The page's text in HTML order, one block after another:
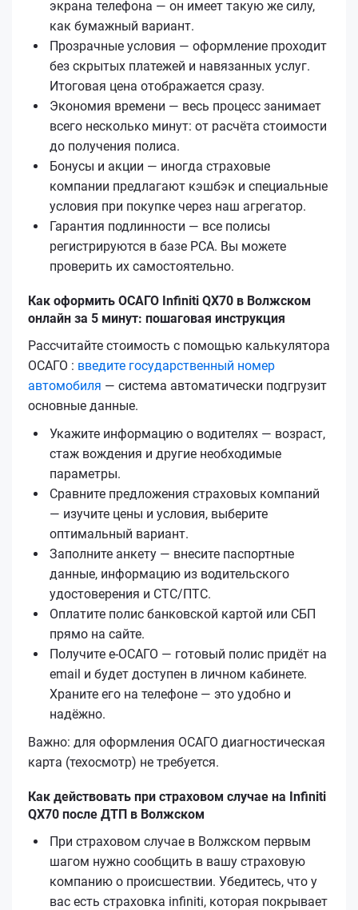
экрана телефона — он имеет такую же силу,
как бумажный вариант.
Прозрачные условия — оформление проходит
без скрытых платежей и навязанных услуг.
Итоговая цена отображается сразу.
Экономия времени — весь процесс занимает
всего несколько минут: от расчёта стоимости
до получения полиса.
Бонусы и акции — иногда страховые
компании предлагают кэшбэк и специальные
условия при покупке через наш агрегатор.
Гарантия подлинности — все полисы
регистрируются в базе РСА. Вы можете
проверить их самостоятельно.
Как оформить ОСАГО Infiniti QX70 в Волжском
онлайн за 5 минут: пошаговая инструкция
Рассчитайте стоимость с помощью калькулятора
ОСАГО : введите государственный номер
автомобиля — система автоматически подгрузит
основные данные.
Укажите информацию о водителях — возраст,
стаж вождения и другие необходимые
параметры.
Сравните предложения страховых компаний
— изучите цены и условия, выберите
оптимальный вариант.
Заполните анкету — внесите паспортные
данные, информацию из водительского
удостоверения и СТС/ПТС.
Оплатите полис банковской картой или СБП
прямо на сайте.
Получите е‑ОСАГО — готовый полис придёт на
email и будет доступен в личном кабинете.
Храните его на телефоне — это удобно и
надёжно.
Важно: для оформления ОСАГО диагностическая
карта (техосмотр) не требуется.
Как действовать при страховом случае на Infiniti
QX70 после ДТП в Волжском
При страховом случае в Волжском первым
шагом нужно сообщить в вашу страховую
компанию о происшествии. Убедитесь, что у
вас есть страховка infiniti, которая покрывает